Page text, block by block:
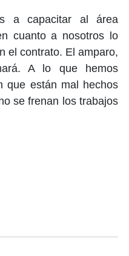
a capacitar al área
cuanto a nosotros lo
el contrato. El amparo,
A lo que hemos
que están mal hechos
se frenan los trabajos